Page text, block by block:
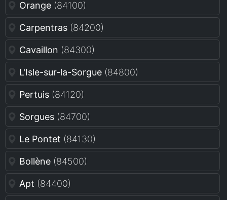
Orange (84100)
Carpentras (84200)
Cavaillon (84300)
L'Isle-sur-la-Sorgue (84800)
Pertuis (84120)
Sorgues (84700)
Le Pontet (84130)
Bollène (84500)
Apt (84400)